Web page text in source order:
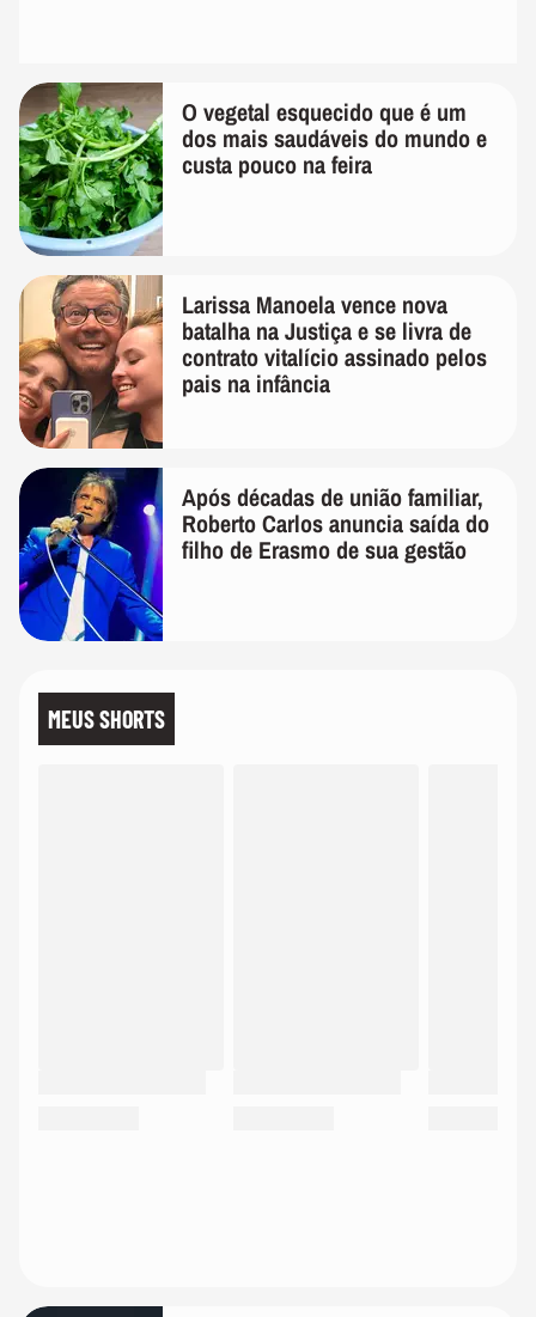
O vegetal esquecido que é um
dos mais saudáveis do mundo e
custa pouco na feira
Larissa Manoela vence nova
batalha na Justiça e se livra de
contrato vitalício assinado pelos
pais na infância
Após décadas de união familiar,
Roberto Carlos anuncia saída do
filho de Erasmo de sua gestão
MEUS SHORTS